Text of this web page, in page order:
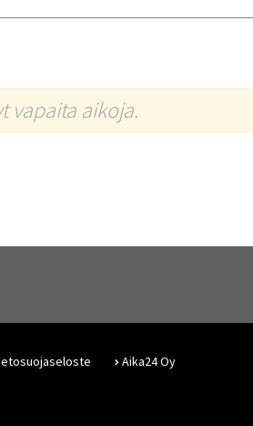
vapaita aikoja.
Aika24 Oy